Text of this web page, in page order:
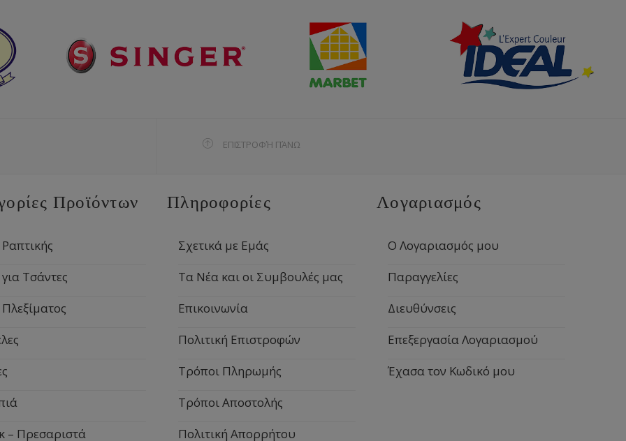
ΕΠΙΣΤΡΟΦΉ ΠΆΝΩ
Προϊόντων
Τσάντες
– Πρεσαριστά
Πληροφορίες
Σχετικά με Εμάς
Τα Νέα και οι Συμβουλές μας
Επικοινωνία
Πολιτική Επιστροφών
Τρόποι Πληρωμής
Τρόποι Αποστολής
Πολιτική Απορρήτου
Λογαριασμός
Ο Λογαριασμός μου
Παραγγελίες
Διευθύνσεις
Επεξεργασία Λογαριασμού
Έχασα τον Κωδικό μου